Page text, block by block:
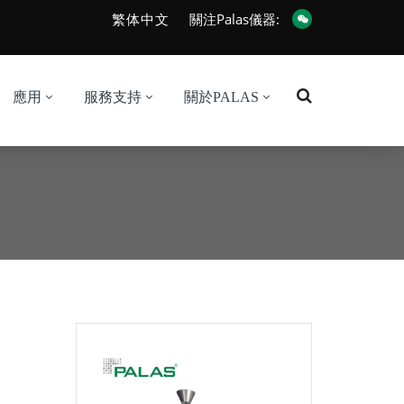
繁体中文 關注Palas儀器:
應用 服務支持 關於PALAS